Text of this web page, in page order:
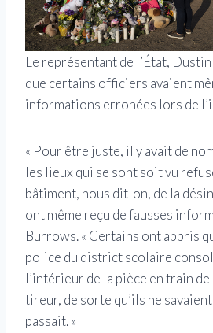
Le représentant de l’État,
que certains officiers avaient
informations erronées lors de
« Pour être juste, il y avait de
les lieux qui se sont soit vu
bâtiment, nous dit-on, de la
ont même reçu de fausses
Burrows. « Certains ont appris
police du district scolaire
l’intérieur de la pièce en train
tireur, de sorte qu’ils ne savaient
passait. »